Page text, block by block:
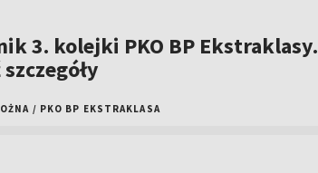
3. kolejki PKO BP Ekstraklasy.
/ PKO BP EKSTRAKLASA